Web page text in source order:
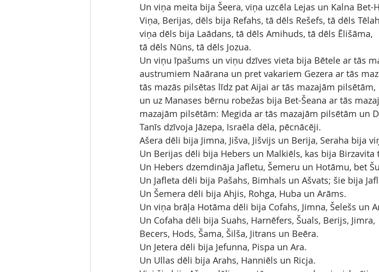
Un viņa meita bija Šeera, viņa uzcēla Lejas un Kalna Bet-
Viņa, Berijas, dēls bija Refahs, tā dēls Rešefs, tā dēls
viņa dēls bija Laādans, tā dēls Amihuds, tā dēls Ēlišāma,
tā dēls Nūns, tā dēls Jozua.
Un viņu īpašums un viņu dzīves vieta bija Bētele ar tās
austrumiem Naārana un pret vakariem Gezera ar tās
tās mazās pilsētas līdz pat Aijai ar tās mazajām pilsētām,
un uz Manases bērnu robežas bija Bet-Šeana ar tās
mazajām pilsētām: Megida ar tās mazajām pilsētām un
Tanīs dzīvoja Jāzepa, Israēla dēla, pēcnācēji.
Ašera dēli bija Jimna, Jišva, Jišvijs un Berija, Seraha bija
Un Berijas dēli bija Hebers un Malkiēls, kas bija Birzavita
Un Hebers dzemdināja Jafletu, Šemeru un Hotāmu, bet
Un Jafleta dēli bija Pašahs, Bimhals un Ašvats; šie bija
Un Šemera dēli bija Ahjis, Rohga, Huba un Arāms.
Un viņa brāļa Hotāma dēli bija Cofahs, Jimna, Šelešs un
Un Cofaha dēli bija Suahs, Harnēfers, Šuals, Berijs, Jimra,
Becers, Hods, Šama, Šilša, Jitrans un Beēra.
Un Jetera dēli bija Jefunna, Pispa un Ara.
Un Ullas dēli bija Arahs, Hanniēls un Ricja.